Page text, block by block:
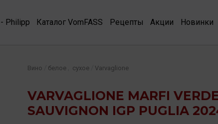
Philipp Каталог VomFASS Рецепты Акции Новинки
VARVAGLIONE MARFI
SAUVIGNON IGP PUGLIA
Вино белое сухое Varvaglione